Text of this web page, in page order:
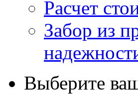
Расчет
Забор из
Выберите